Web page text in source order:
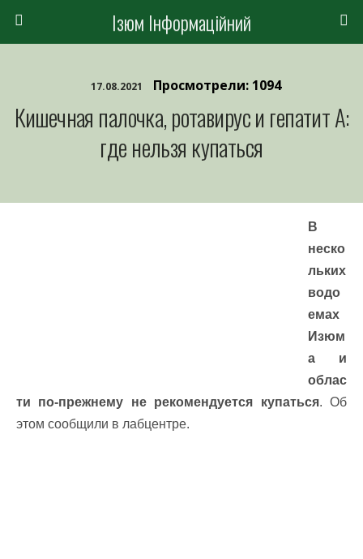
Ізюм Інформаційний
17.08.2021 Просмотрели: 1094
Кишечная палочка, ротавирус и гепатит А:
где нельзя купаться
В
неско
льких
водо
емах
Изюм
а и
облас
ти по-прежнему не рекомендуется купаться. Об
этом сообщили в лабцентре.